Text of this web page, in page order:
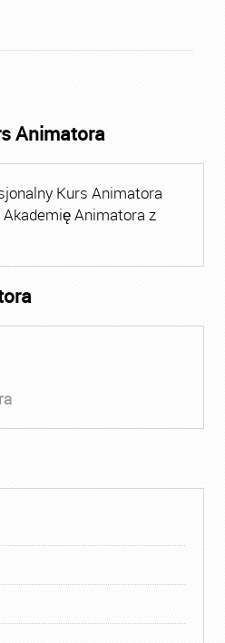
Animatora
Kurs Animatora
Animatora z